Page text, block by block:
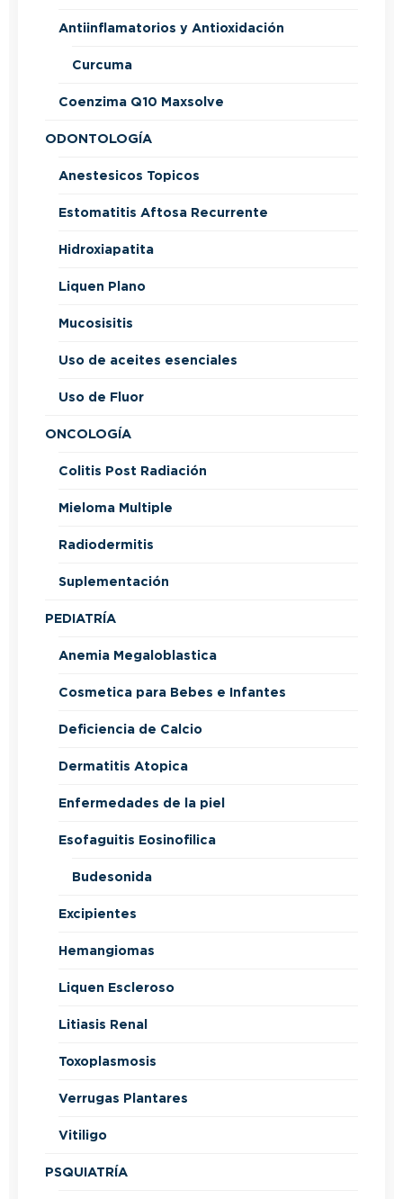
Antiinflamatorios y Antioxidación
Curcuma
Coenzima Q10 Maxsolve
ODONTOLOGÍA
Anestesicos Topicos
Estomatitis Aftosa Recurrente
Hidroxiapatita
Liquen Plano
Mucosisitis
Uso de aceites esenciales
Uso de Fluor
ONCOLOGÍA
Colitis Post Radiación
Mieloma Multiple
Radiodermitis
Suplementación
PEDIATRÍA
Anemia Megaloblastica
Cosmetica para Bebes e Infantes
Deficiencia de Calcio
Dermatitis Atopica
Enfermedades de la piel
Esofaguitis Eosinofilica
Budesonida
Excipientes
Hemangiomas
Liquen Escleroso
Litiasis Renal
Toxoplasmosis
Verrugas Plantares
Vitiligo
PSQUIATRÍA